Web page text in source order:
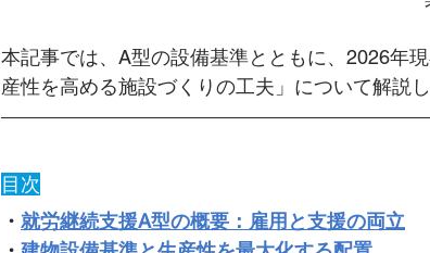
本記事では、A型の設備基準とともに、2026年
産性を高める施設づくりの工夫」について解説し
目次
・ 就労継続支援A型の概要：雇用と支援の両立